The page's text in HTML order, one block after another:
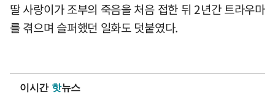
딸 사랑이가 조부의 죽음을 처음 접한 뒤 2년간 트라우마
를 겪으며 슬퍼했던 일화도 덧붙였다.
이시간 핫뉴스